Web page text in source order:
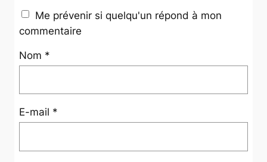
Me prévenir si quelqu'un répond à mon
commentaire
Nom *
E-mail *